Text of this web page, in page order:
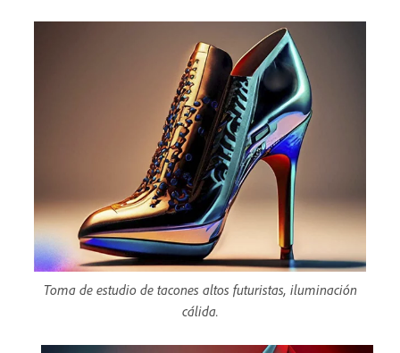
Toma de estudio de tacones altos futuristas, iluminación
cálida.